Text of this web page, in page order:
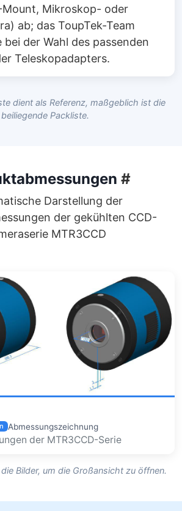
Mikroskop- oder
ab; das ToupTek-Team
der Wahl des passenden
Teleskopadapters.
dient als Referenz, maßgeblich ist die
beiliegende Packliste.
#
Darstellung der
der gekühlten CCD-
MTR3CCD
Abmessungszeichnung
der MTR3CCD-Serie
Bilder, um die Großansicht zu öffnen.